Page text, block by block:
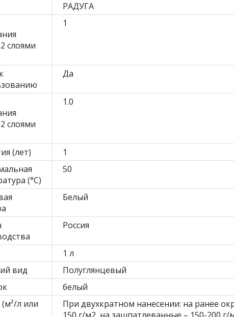
РАДУГА
слоями
1
Да
слоями
1.0
(лет)
1
(°C)
50
Белый
Россия
1 л
вид
Полуглянцевый
белый
(м²/л или
При двухкратном нанесении: на ранее